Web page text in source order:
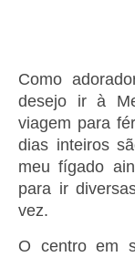
Como adoradores de vinhos, sempre foi nosso
desejo ir à
viagem para
dias inteiros
meu fígado
para ir
vez.
O centro em